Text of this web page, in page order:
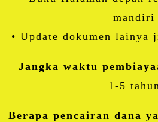
mandiri
• Update dokumen lainya
Jangka waktu
1-5 tahun
Berapa pencairan dana